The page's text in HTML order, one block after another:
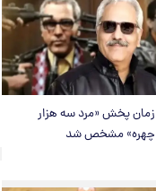
زمان پخش «مرد سه هزار
چهره» مشخص شد